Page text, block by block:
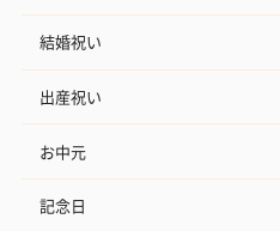
結婚祝い
出産祝い
お中元
記念日